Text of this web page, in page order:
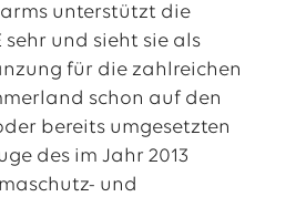
unterstützt die
und sieht sie als
für die zahlreichen
schon auf den
bereits umgesetzten
des im Jahr 2013
und